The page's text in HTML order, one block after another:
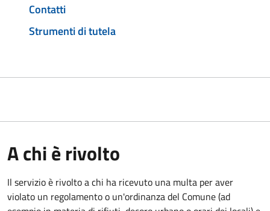
Contatti
Strumenti di tutela
A chi è rivolto
Il servizio è rivolto a chi ha ricevuto una multa per aver
violato un regolamento o un'ordinanza del Comune (ad